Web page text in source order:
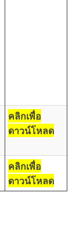
คลิกเพื่อ
ดาวน์โหลด
คลิกเพื่อ
ดาวน์โหลด